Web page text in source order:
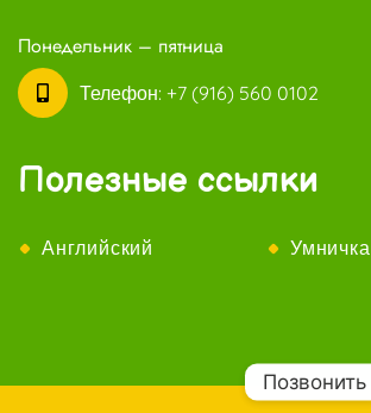
Понедельник – пятница
Телефон: +7 (916) 560 0102
Полезные ссылки
Английский Умничка
Позвонить